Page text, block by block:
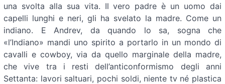
una svolta alla sua vita. Il vero padre è un uomo dai
capelli lunghi e neri, gli ha svelato la madre. Come un
indiano. E Andrev, da quando lo sa, sogna che
«l’Indiano» mandi uno spirito a portarlo in un mondo di
cavalli e cowboy, via da quello marginale della madre,
che vive tra i resti dell’anticonformismo degli anni
Settanta: lavori saltuari, pochi soldi, niente tv né plastica